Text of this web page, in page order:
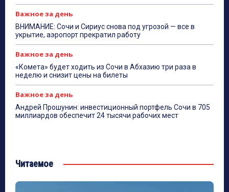
Важное за день
ВНИМАНИЕ: Сочи и Сириус снова под угрозой — все в
укрытие, аэропорт прекратил работу
Важное за день
«Комета» будет ходить из Сочи в Абхазию три раза в
неделю и снизит цены на билеты
Важное за день
Андрей Прошунин: инвестиционный портфель Сочи в 705
миллиардов обеспечит 24 тысячи рабочих мест
Читаемое